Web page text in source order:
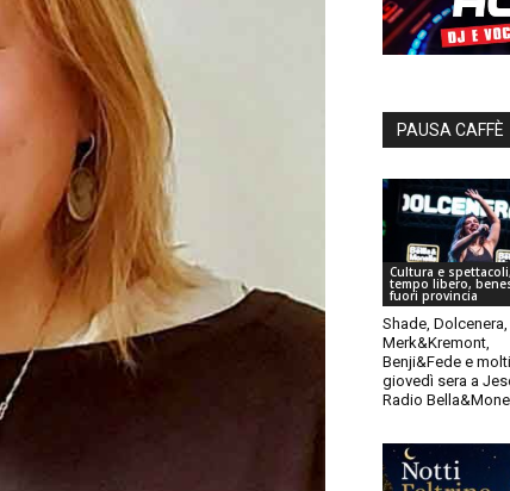
PAUSA CAFFÈ
Cultura e spettacoli,
tempo libero,
fuori provincia
Shade, Dolcenera,
Merk&Kremont,
Benji&Fede e
giovedì sera a
Radio